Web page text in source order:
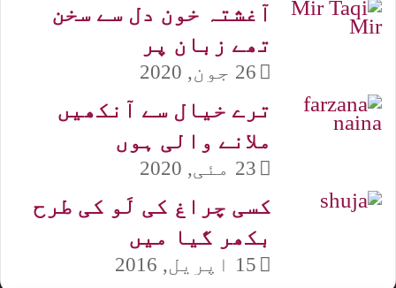
آغشتہ خون دل سے سخن
تھے زبان پر
26 جون, 2020
ترے خیال سے آنکھیں
ملانے والی ہوں
23 مئی, 2020
کسی چراغ کی لَو کی طرح
بکھر گیا میں
15 اپریل, 2016